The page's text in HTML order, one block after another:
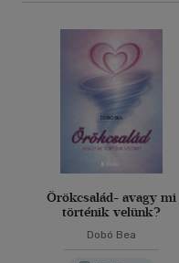
Örökcsalád- avagy mi
történik velünk?
Dobó Bea